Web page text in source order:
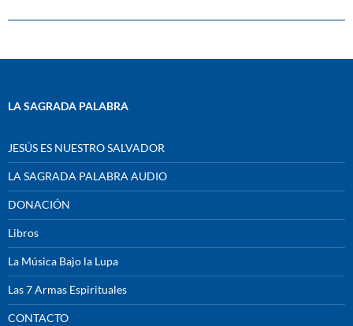
LA SAGRADA PALABRA
JESÚS ES NUESTRO SALVADOR
LA SAGRADA PALABRA AUDIO
DONACIÓN
Libros
La Música Bajo la Lupa
Las 7 Armas Espirituales
CONTACTO